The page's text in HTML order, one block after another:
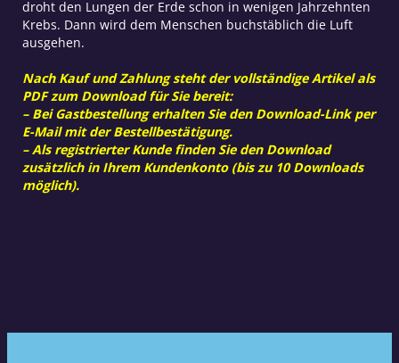
droht den Lungen der Erde schon in wenigen Jahrzehnten
Krebs. Dann wird dem Menschen buchstäblich die Luft
ausgehen.
Nach Kauf und Zahlung steht der vollständige Artikel als
PDF zum Download für Sie bereit:
– Bei Gastbestellung erhalten Sie den Download-Link per
E-Mail mit der Bestellbestätigung.
– Als registrierter Kunde finden Sie den Download
zusätzlich in Ihrem Kundenkonto (bis zu 10 Downloads
möglich).